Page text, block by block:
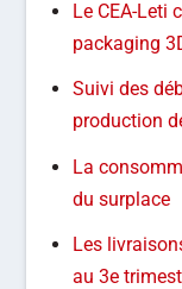
Le CEA-Leti
packaging
Suivi des
production
La
du surplace
Les
au 3e